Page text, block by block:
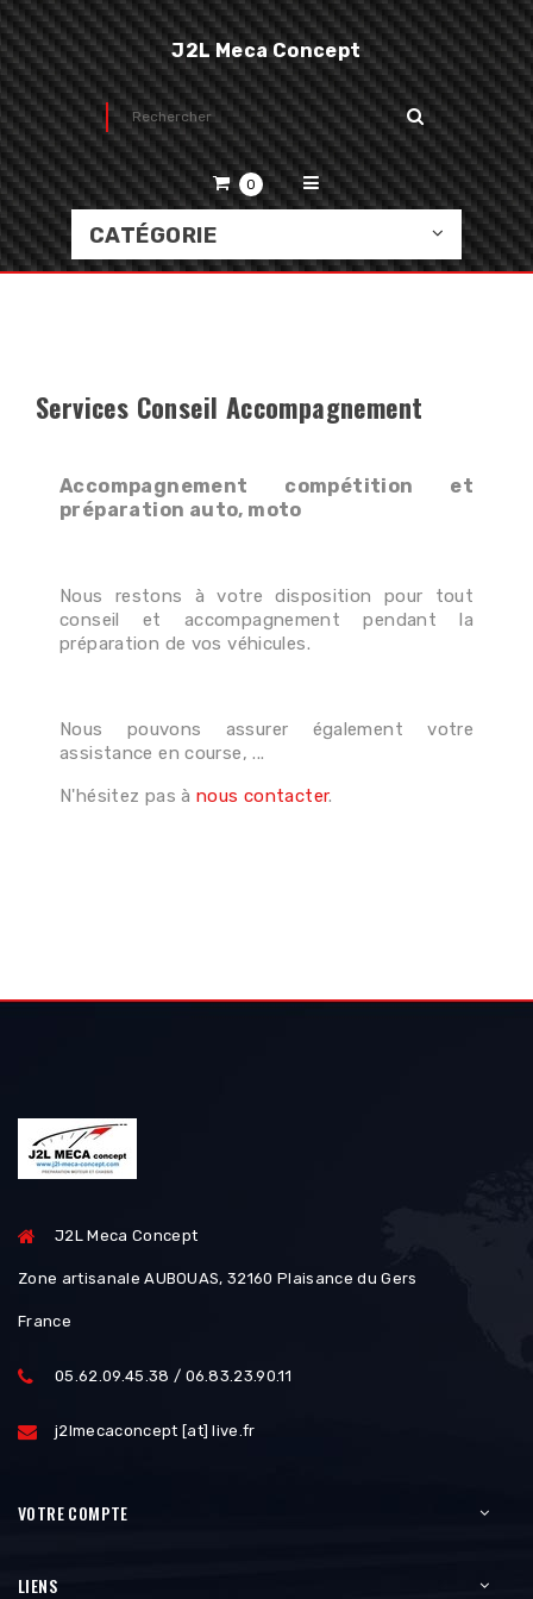
J2L Meca Concept
0
CATÉGORIE
Services Conseil Accompagnement
Accompagnement compétition et
préparation auto, moto
Nous restons à votre disposition pour tout
conseil et accompagnement pendant la
préparation de vos véhicules.
Nous pouvons assurer également votre
assistance en course, ...
N'hésitez pas à nous contacter.
J2L Meca Concept
Zone artisanale AUBOUAS, 32160 Plaisance du Gers
France
05.62.09.45.38 / 06.83.23.90.11
j2lmecaconcept [at] live.fr
VOTRE COMPTE
LIENS